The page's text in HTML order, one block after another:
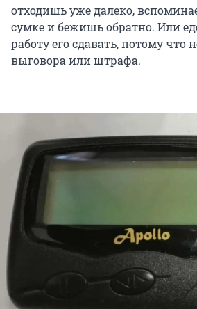
отходишь уже далеко,
сумке и бежишь обратно. Или
работу его сдавать, потому что
выговора или штрафа.